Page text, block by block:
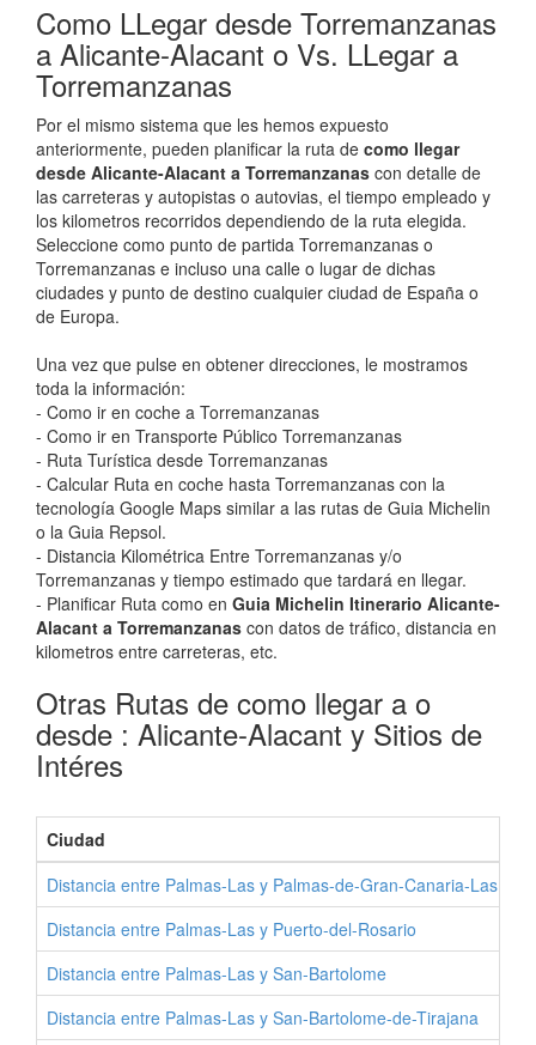
Como LLegar desde Torremanzanas
a Alicante-Alacant o Vs. LLegar a
Torremanzanas
Por el mismo sistema que les hemos expuesto
anteriormente, pueden planificar la ruta de como llegar
desde Alicante-Alacant a Torremanzanas con detalle de
las carreteras y autopistas o autovias, el tiempo empleado y
los kilometros recorridos dependiendo de la ruta elegida.
Seleccione como punto de partida Torremanzanas o
Torremanzanas e incluso una calle o lugar de dichas
ciudades y punto de destino cualquier ciudad de España o
de Europa.
Una vez que pulse en obtener direcciones, le mostramos
toda la información:
- Como ir en coche a Torremanzanas
- Como ir en Transporte Público Torremanzanas
- Ruta Turística desde Torremanzanas
- Calcular Ruta en coche hasta Torremanzanas con la
tecnología Google Maps similar a las rutas de Guia Michelin
o la Guia Repsol.
- Distancia Kilométrica Entre Torremanzanas y/o
Torremanzanas y tiempo estimado que tardará en llegar.
- Planificar Ruta como en Guia Michelin Itinerario Alicante-
Alacant a Torremanzanas con datos de tráfico, distancia en
kilometros entre carreteras, etc.
Otras Rutas de como llegar a o
desde : Alicante-Alacant y Sitios de
Intéres
Ciudad
Distancia entre Palmas-Las y Palmas-de-Gran-Canaria-Las
Distancia entre Palmas-Las y Puerto-del-Rosario
Distancia entre Palmas-Las y San-Bartolome
Distancia entre Palmas-Las y San-Bartolome-de-Tirajana